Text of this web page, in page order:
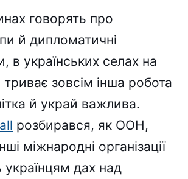
говорять про
й дипломатичні
в українських селах на
триває зовсім інша робота
й украй важлива.
розбирався, як ООН,
міжнародні організації
українцям дах над